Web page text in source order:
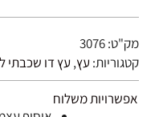
מק"ט:3076
קטגוריות:עץ,עץ דו שכבתי
אפשרויות משלוח